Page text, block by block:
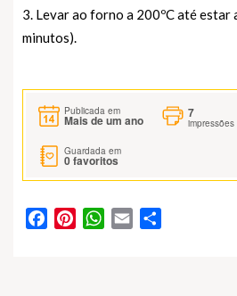
3. Levar ao forno a 200ºC até estar
minutos).
Publicada em
Mais de um ano
7
impressões
Guardada em
0favoritos
FacebookPinterestWhatsApp
Email